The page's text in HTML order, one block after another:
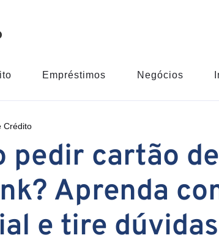
Empréstimos Negócios
Crédito
pedir cartão
Aprenda
e tire